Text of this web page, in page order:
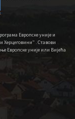
Европске уније и
. Ставови
Европске уније или Вијећа